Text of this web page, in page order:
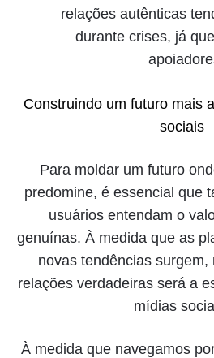
relações autênticas
durante crises, já
Construindo um futuro mais
sociais
Para moldar um futuro
predomine, é essencial que
usuários entendam o
genuínas. À medida que as
novas tendências surgem,
relações verdadeiras será a
mídias
À medida que navegamos